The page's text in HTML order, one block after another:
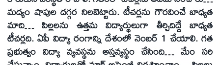
మద్యం షాపుల దగ్గర నిలబెట్టారు. టీచర్లను గౌరవించే బాధ్యత
మాది… పిల్లలను ఉత్తమ విద్యార్థులుగా తీర్చిదిద్దే బాధ్యత
టీచర్లది. ఏపీ విద్యా రంగాన్ని దేశంలో నెంబర్‌ 1 చేయాలి. గత
ప్రభుత్వం విద్యా వ్యవస్థను అస్తవ్యస్థం చేసింది… మేం సరి